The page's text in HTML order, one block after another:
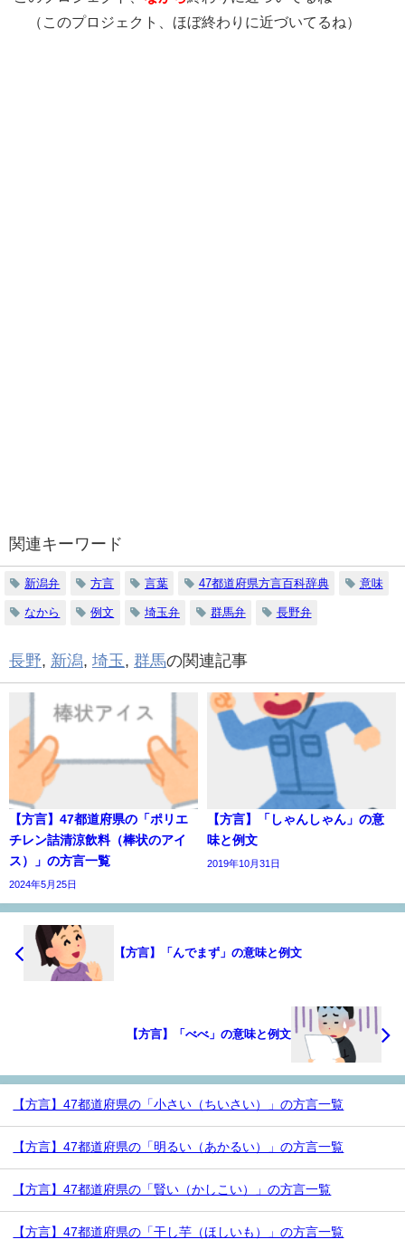
（このプロジェクト、ほぼ終わりに近づいてるね）
関連キーワード
新潟弁 方言 言葉 47都道府県方言百科辞典 意味
なから 例文 埼玉弁 群馬弁 長野弁
長野, 新潟, 埼玉 , 群馬の関連記事
【方言】47都道府県の「ポリエ
チレン詰清涼飲料（棒状のアイ
ス）」の方言一覧
2024年5月25日
【方言】「しゃんしゃん」の意
味と例文
2019年10月31日
【方言】「んでまず」の意味と例文
【方言】「べべ」の意味と例文
【方言】47都道府県の「小さい（ちいさい）」の方言一覧
【方言】47都道府県の「明るい（あかるい）」の方言一覧
【方言】47都道府県の「賢い（かしこい）」の方言一覧
【方言】47都道府県の「干し芋（ほしいも）」の方言一覧